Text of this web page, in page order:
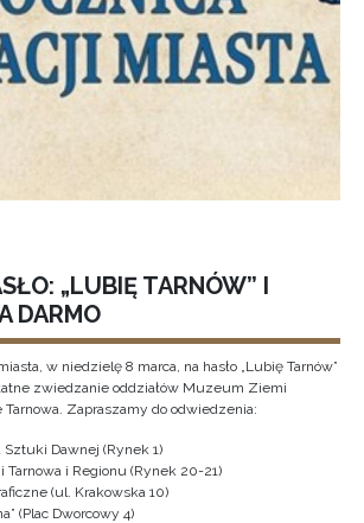
„LUBIĘ TARNÓW” I
DARMO
w niedzielę 8 marca, na hasło „Lubię Tarnów”
zwiedzanie oddziałów Muzeum Ziemi
Zapraszamy do odwiedzenia:
Sztuki Dawnej (Rynek 1)
i Regionu (Rynek 20-21)
(ul. Krakowska 10)
(Plac Dworcowy 4)